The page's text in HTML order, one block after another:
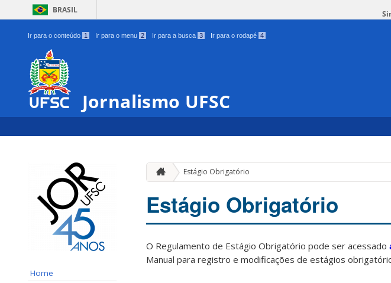
BRASIL
Ir para o conteúdo 1 Ir para o menu 2 Ir para a busca 3 Ir para o rodapé 4
Jornalismo UFSC
Home
Estágio Obrigatório
Estágio Obrigatório
O Regulamento de Estágio Obrigatório pode ser acessado
Manual para registro e modificações de estágios